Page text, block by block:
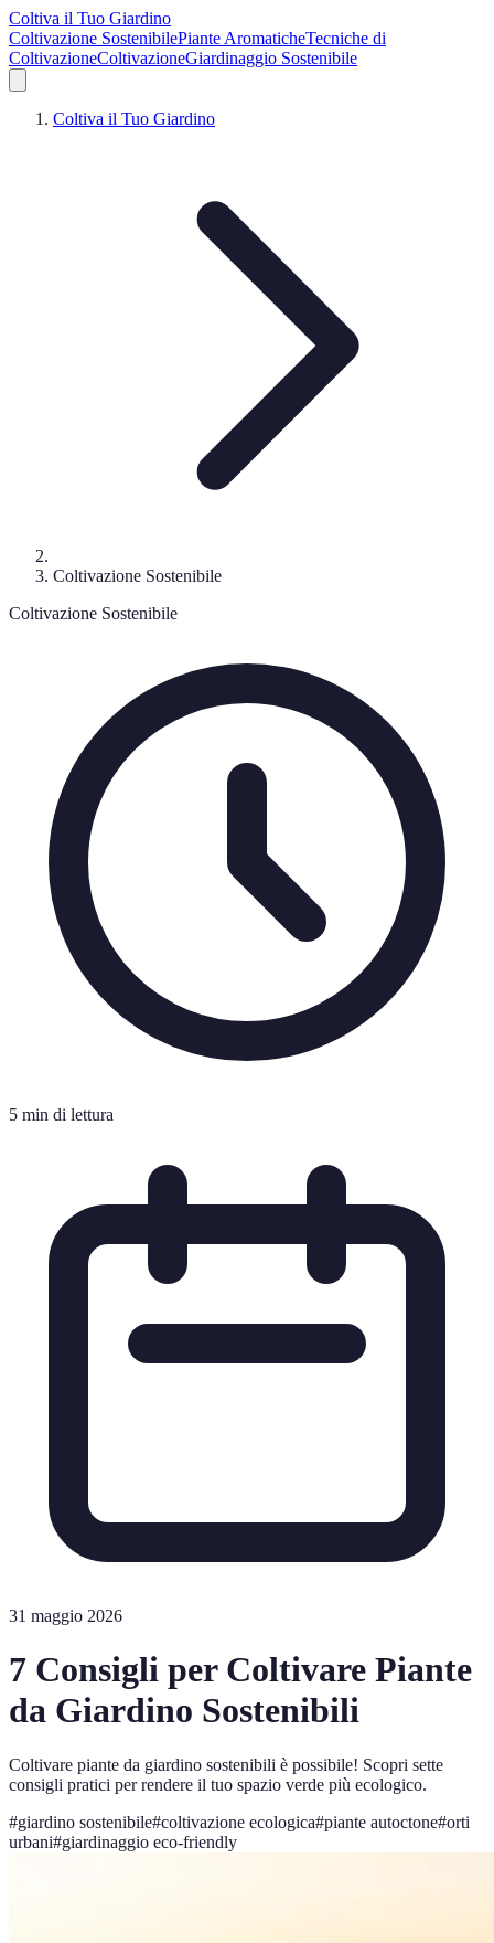
Coltiva il Tuo Giardino
Coltivazione SostenibilePiante AromaticheTecniche di
ColtivazioneColtivazioneGiardinaggio Sostenibile
Coltiva il Tuo Giardino
Coltivazione Sostenibile
Coltivazione Sostenibile
5 min di lettura
31 maggio 2026
7 Consigli per Coltivare Piante
da Giardino Sostenibili
Coltivare piante da giardino sostenibili è possibile! Scopri sette
consigli pratici per rendere il tuo spazio verde più ecologico.
#giardino sostenibile#coltivazione ecologica#piante autoctone#orti
urbani#giardinaggio eco-friendly